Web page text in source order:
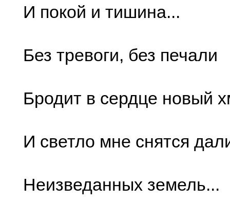
И покой и тишина...
Без тревоги, без печали
Бродит в сердце новый
И светло мне снятся
Неизведанных земель...